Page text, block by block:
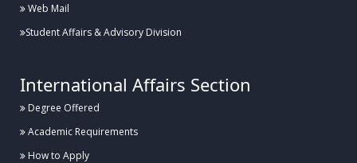
Posted:২৬ জুলাই, হাবিপ্রবি, দিনাজপুর
Posted:১৬ জুলাই, হাবিপ্রবি, দিনাজপুর
Web Mail
Student Affairs & Advisory Division
International Affairs Section
Degree Offered
Academic Requirements
How to Apply